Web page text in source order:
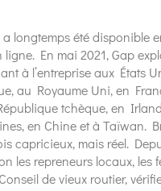
longtemps été disponible
ligne. En mai 2021, Gap
à l’entreprise aux États
au Royaume Uni, en
tchèque, en
en Chine et à Taïwan.
capricieux, mais réel.
les repreneurs locaux, les
de vieux routier,